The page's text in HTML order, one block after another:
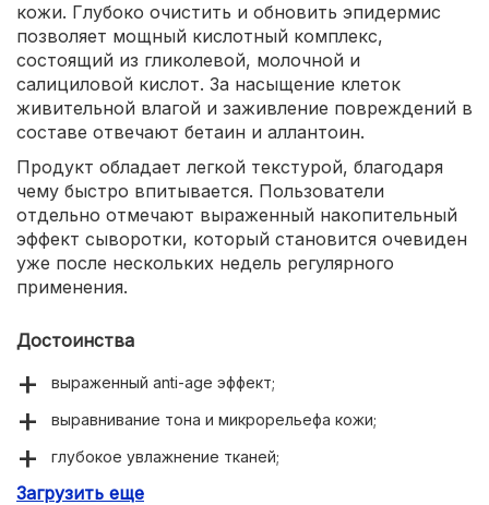
кожи. Глубоко очистить и обновить эпидермис
позволяет мощный кислотный комплекс,
состоящий из гликолевой, молочной и
салициловой кислот. За насыщение клеток
живительной влагой и заживление повреждений в
составе отвечают бетаин и аллантоин.
Продукт обладает легкой текстурой, благодаря
чему быстро впитывается. Пользователи
отдельно отмечают выраженный накопительный
эффект сыворотки, который становится очевиден
уже после нескольких недель регулярного
применения.
Достоинства
выраженный anti-age эффект;
выравнивание тона и микрорельефа кожи;
глубокое увлажнение тканей;
разглаживание неглубоких морщин;
Загрузить еще